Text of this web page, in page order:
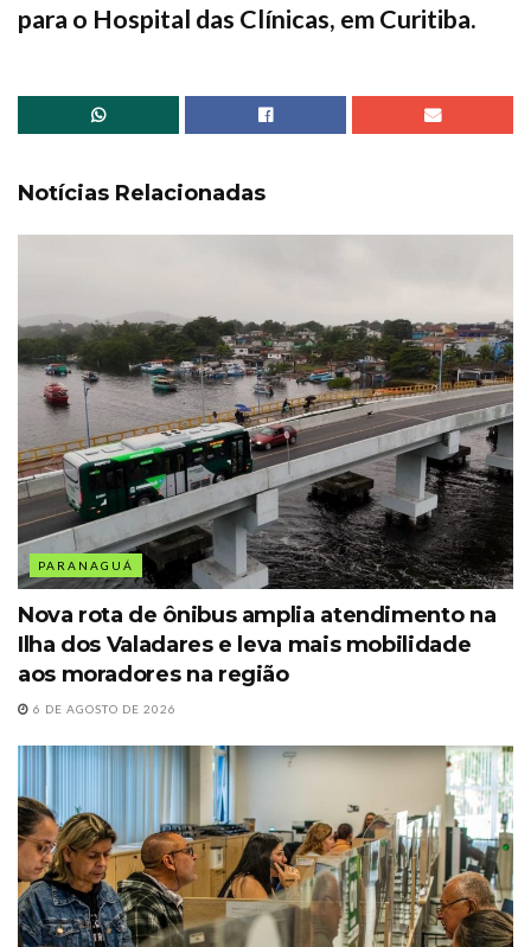
para o Hospital das Clínicas, em Curitiba.
Notícias Relacionadas
PARANAGUÁ
Nova rota de ônibus amplia atendimento na
Ilha dos Valadares e leva mais mobilidade
aos moradores na região
6 DE AGOSTO DE 2026